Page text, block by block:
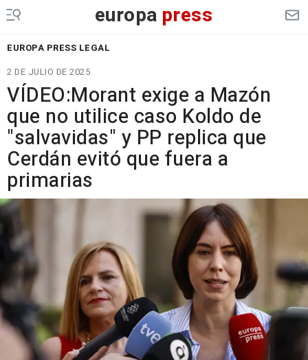
europa press
EUROPA PRESS LEGAL
2 DE JULIO DE 2025
VÍDEO:Morant exige a Mazón
que no utilice caso Koldo de
"salvavidas" y PP replica que
Cerdán evitó que fuera a
primarias